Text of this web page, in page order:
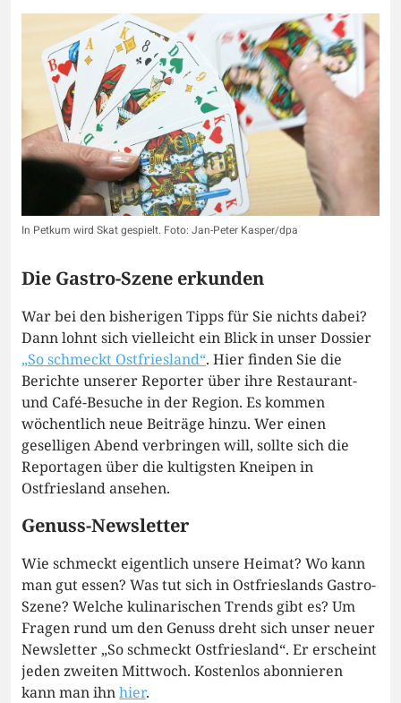
In Petkum wird Skat gespielt. Foto: Jan-Peter Kasper/dpa
Die Gastro-Szene erkunden
War bei den bisherigen Tipps für Sie nichts dabei?
Dann lohnt sich vielleicht ein Blick in unser Dossier
„So schmeckt Ostfriesland“. Hier finden Sie die
Berichte unserer Reporter über ihre Restaurant-
und Café-Besuche in der Region. Es kommen
wöchentlich neue Beiträge hinzu. Wer einen
geselligen Abend verbringen will, sollte sich die
Reportagen über die kultigsten Kneipen in
Ostfriesland ansehen.
Genuss-Newsletter
Wie schmeckt eigentlich unsere Heimat? Wo kann
man gut essen? Was tut sich in Ostfrieslands Gastro-
Szene? Welche kulinarischen Trends gibt es? Um
Fragen rund um den Genuss dreht sich unser neuer
Newsletter „So schmeckt Ostfriesland“. Er erscheint
jeden zweiten Mittwoch. Kostenlos abonnieren
kann man ihnhier.